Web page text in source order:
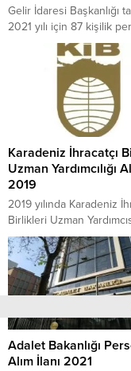
Gelir İdaresi Başkanlığı
2021 yılı için 87 kişilik
alım ilanı yayımlandı.
şartları ve detaylar
Karadeniz İhracatçı
Uzman Yardımcılığı
2019
2019 yılında Karadeniz
Birlikleri Uzman
üzere ilana çıktı. Başvuru
koşulları, alınacak aday
diğer detayları yazımızda
bulabilirsiniz.
Adalet Bakanlığı
Alım İlanı 2021